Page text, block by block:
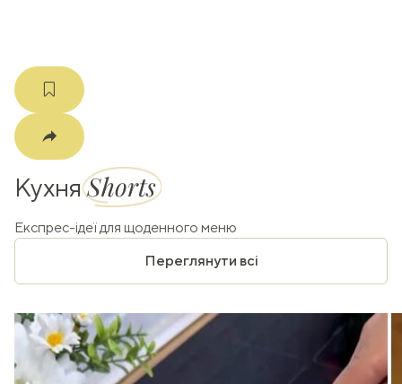
КухняShorts
Експрес-ідеї для щоденного меню
Переглянути всі